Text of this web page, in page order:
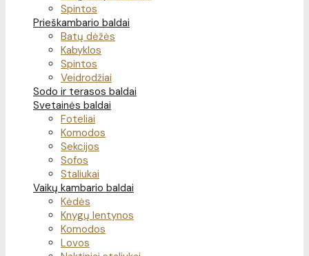
Spintos
Prieškambario baldai
Batų dėžės
Kabyklos
Spintos
Veidrodžiai
Sodo ir terasos baldai
Svetainės baldai
Foteliai
Komodos
Sekcijos
Sofos
Staliukai
Vaikų kambario baldai
Kėdės
Knygų lentynos
Komodos
Lovos